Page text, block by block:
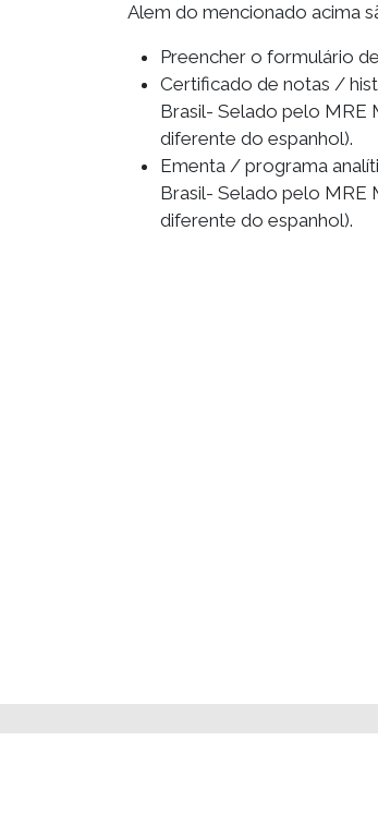
Alem do mencionado acima
Preencher o formulário
Certificado de notas /
Brasil- Selado pelo MRE
diferente do espanhol).
Ementa / programa
Brasil- Selado pelo MRE
diferente do espanhol).